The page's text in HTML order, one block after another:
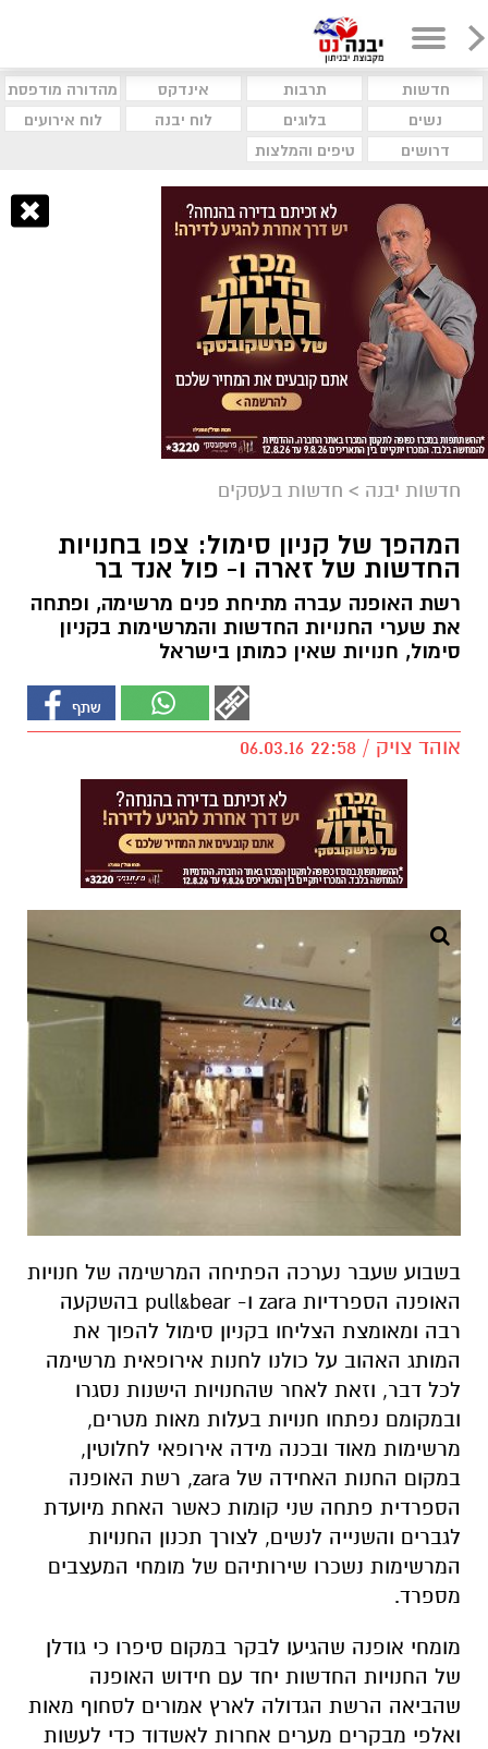
חדשות תרבות אינדקס
מהדורה מודפסת
נשים
בלוגים לוח יבנה
לוח אירועים
דרושים
טיפים והמלצות
חדשות יבנה > חדשות בעסקים
המהפך של קניון סימול: צפו בחנויות
החדשות של זארה ו- פול אנד בר
רשת האופנה עברה מתיחת פנים מרשימה, ופתחה
את שערי החנויות החדשות והמרשימות בקניון
סימול, חנויות שאין כמותן בישראל
אוהד צויק / 22:58 06.03.16
בשבוע שעבר נערכה הפתיחה המרשימה של חנויות
האופנה הספרדיות zara ו- pull&bear בהשקעה
רבה ומאומצת הצליחו בקניון סימול להפוך את
המותג האהוב על כולנו לחנות אירופאית מרשימה
לכל דבר, וזאת לאחר שהחנויות הישנות נסגרו
ובמקומם נפתחו חנויות בעלות מאות מטרים,
מרשימות מאוד ובכנה מידה אירופאי לחלוטין,
במקום החנות האחידה של zara, רשת האופנה
הספרדית פתחה שני קומות כאשר האחת מיועדת
לגברים והשנייה לנשים, לצורך תכנון החנויות
המרשימות נשכרו שירותיהם של מומחי המעצבים
מספרד.
מומחי אופנה שהגיעו לבקר במקום סיפרו כי גודלן
של החנויות החדשות יחד עם חידוש האופנה
שהביאה הרשת הגדולה לארץ אמורים לסחוף מאות
ואלפי מבקרים מערים אחרות לאשדוד כדי לעשות